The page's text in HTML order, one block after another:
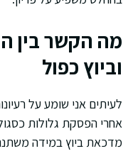
מה הקשר בין
וביוץ כפול
לעיתים אני שומע על
אחרי הפסקת גלולות
מדכאת ביוץ במידה